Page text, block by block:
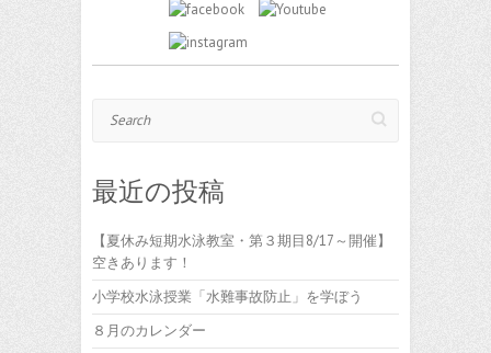
最近の投稿
【夏休み短期水泳教室・第３期目8/17～開催】
空きあります！
小学校水泳授業「水難事故防止」を学ぼう
８月のカレンダー